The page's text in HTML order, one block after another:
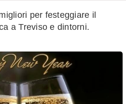
per festeggiare il
a Treviso e dintorni.